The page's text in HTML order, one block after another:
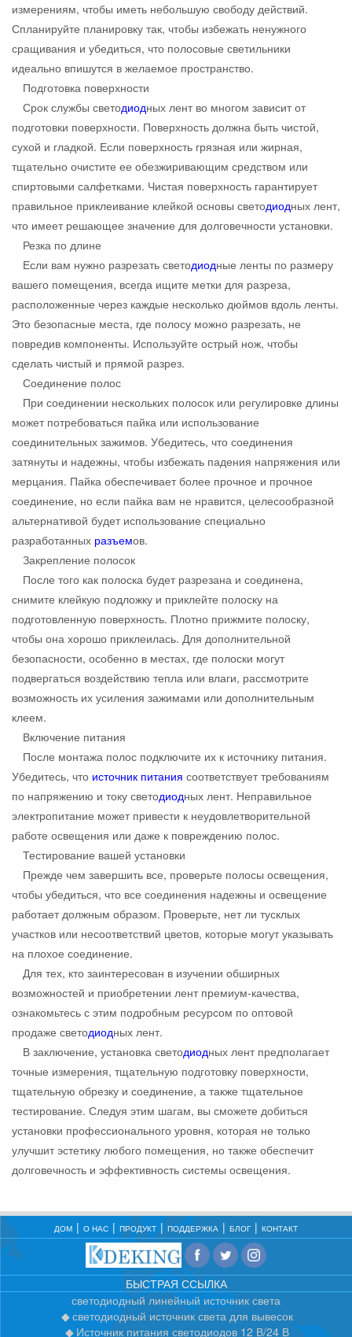
измерениям, чтобы иметь небольшую свободу действий.
Спланируйте планировку так, чтобы избежать ненужного
сращивания и убедиться, что полосовые светильники
идеально впишутся в желаемое пространство.
Подготовка поверхности
Срок службы светодиодных лент во многом зависит от
подготовки поверхности. Поверхность должна быть чистой,
сухой и гладкой. Если поверхность грязная или жирная,
тщательно очистите ее обезжиривающим средством или
спиртовыми салфетками. Чистая поверхность гарантирует
правильное приклеивание клейкой основы светодиодных лент,
что имеет решающее значение для долговечности установки.
Резка по длине
Если вам нужно разрезать светодиодные ленты по размеру
вашего помещения, всегда ищите метки для разреза,
расположенные через каждые несколько дюймов вдоль ленты.
Это безопасные места, где полосу можно разрезать, не
повредив компоненты. Используйте острый нож, чтобы
сделать чистый и прямой разрез.
Соединение полос
При соединении нескольких полосок или регулировке длины
может потребоваться пайка или использование
соединительных зажимов. Убедитесь, что соединения
затянуты и надежны, чтобы избежать падения напряжения или
мерцания. Пайка обеспечивает более прочное и прочное
соединение, но если пайка вам не нравится, целесообразной
альтернативой будет использование специально
разработанных разъемов.
Закрепление полосок
После того как полоска будет разрезана и соединена,
снимите клейкую подложку и приклейте полоску на
подготовленную поверхность. Плотно прижмите полоску,
чтобы она хорошо приклеилась. Для дополнительной
безопасности, особенно в местах, где полоски могут
подвергаться воздействию тепла или влаги, рассмотрите
возможность их усиления зажимами или дополнительным
клеем.
Включение питания
После монтажа полос подключите их к источнику питания.
Убедитесь, что источник питания соответствует требованиям
по напряжению и току светодиодных лент. Неправильное
электропитание может привести к неудовлетворительной
работе освещения или даже к повреждению полос.
Тестирование вашей установки
Прежде чем завершить все, проверьте полосы освещения,
чтобы убедиться, что все соединения надежны и освещение
работает должным образом. Проверьте, нет ли тусклых
участков или несоответствий цветов, которые могут указывать
на плохое соединение.
Для тех, кто заинтересован в изучении обширных
возможностей и приобретении лент премиум-качества,
ознакомьтесь с этим подробным ресурсом по оптовой
продаже светодиодных лент.
В заключение, установка светодиодных лент предполагает
точные измерения, тщательную подготовку поверхности,
тщательную обрезку и соединение, а также тщательное
тестирование. Следуя этим шагам, вы сможете добиться
установки профессионального уровня, которая не только
улучшит эстетику любого помещения, но также обеспечит
долговечность и эффективность системы освещения.
ДОМ О НАС ПРОДУКТ ПОДДЕРЖКА БЛОГ КОНТАКТ
БЫСТРАЯ ССЫЛКА
светодиодный линейный источник света
светодиодный источник света для вывесок
Источник питания светодиодов 12 В/24 В